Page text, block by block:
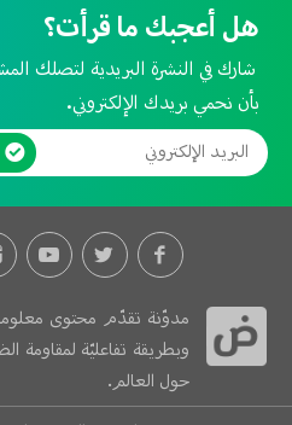
هل أعجبك ما قرأت؟
شارك في النشرة البريدية لتصلك
بأن نحمي بريدك الإلكتروني.
مدوّنة تقدّم محتوى
وبطريقة تفاعليّة لمقاومة
حول العالم.